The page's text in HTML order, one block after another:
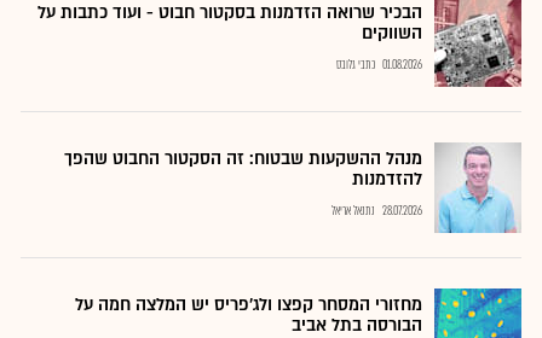
הבכיר שרואה הזדמנות בסקטור חבוט - ועוד כתבות על
השווקים
01.08.2026 כתבי גלובס
מנהל ההשקעות שבטוח: זה הסקטור החבוט שהפך
להזדמנות
28.07.2026 נתנאל אריאל
מחזורי המסחר קפצו ולג'פריס יש המלצה חמה על
הבורסה בתל אביב